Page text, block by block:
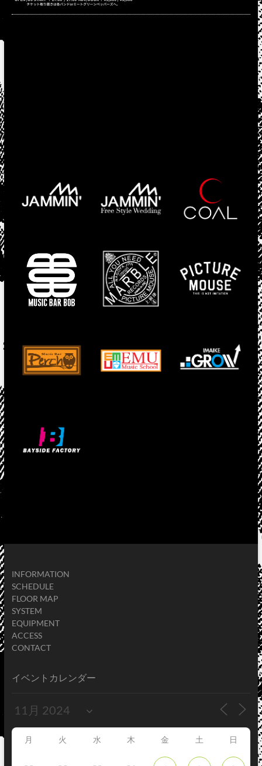
INFORMATION
SCHEDULE
FLOOR MAP
SYSTEM
EQUIPMENT
ACCESS
CONTACT
イベントカレンダー
月 火 水 木 金 土 日